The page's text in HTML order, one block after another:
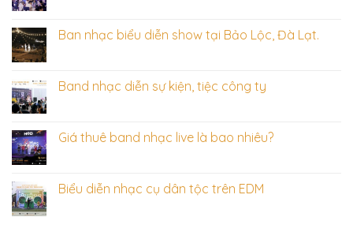
Ban nhạc biểu diễn show tại Bảo Lộc, Đà Lạt.
Band nhạc diễn sự kiện, tiệc công ty
Giá thuê band nhạc live là bao nhiêu?
Biểu diễn nhạc cụ dân tộc trên EDM